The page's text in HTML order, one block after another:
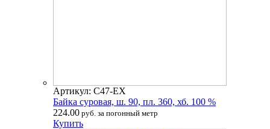
Артикул: С47-ЕХ
Байка суровая, ш. 90, пл. 360, хб. 100 %
224.00 руб. за погонный метр
Купить